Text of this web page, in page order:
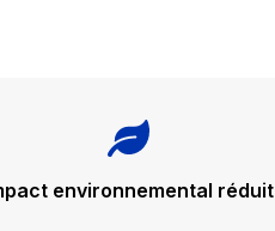
environnemental réduit